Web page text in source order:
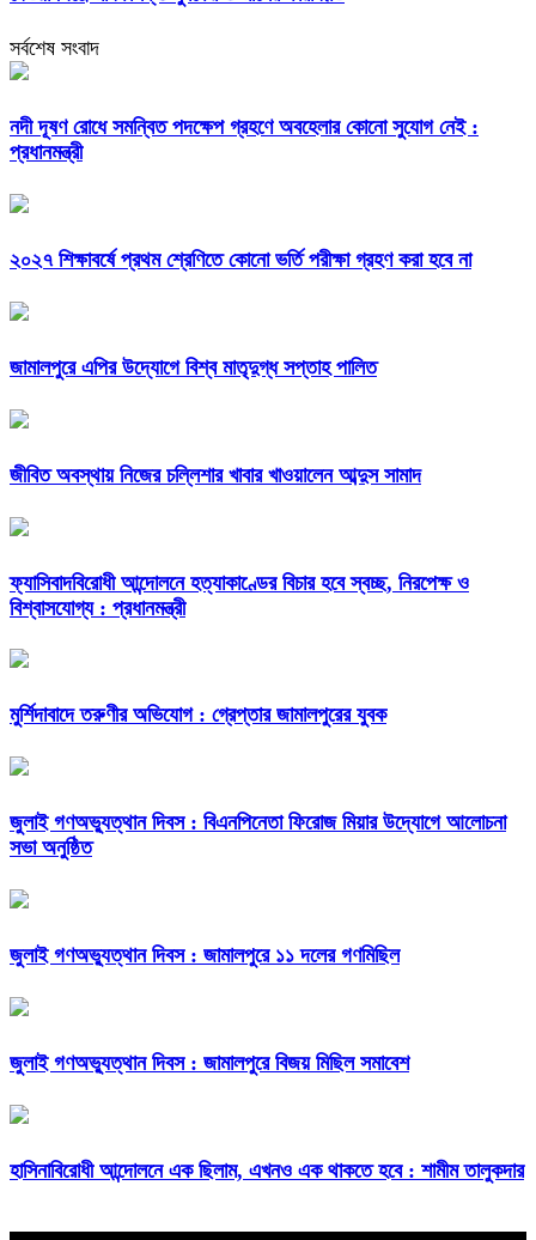
সর্বশেষ সংবাদ
নদী দূষণ রোধে সমন্বিত পদক্ষেপ গ্রহণে অবহেলার কোনো সুযোগ নেই :
প্রধানমন্ত্রী
২০২৭ শিক্ষাবর্ষে প্রথম শ্রেণিতে কোনো ভর্তি পরীক্ষা গ্রহণ করা হবে না
জামালপুরে এপির উদ্যোগে বিশ্ব মাতৃদুগ্ধ সপ্তাহ পালিত
জীবিত অবস্থায় নিজের চল্লিশার খাবার খাওয়ালেন আব্দুস সামাদ
ফ্যাসিবাদবিরোধী আন্দোলনে হত্যাকাণ্ডের বিচার হবে স্বচ্ছ, নিরপেক্ষ ও
বিশ্বাসযোগ্য : প্রধানমন্ত্রী
মুর্শিদাবাদে তরুণীর অভিযোগ : গ্রেপ্তার জামালপুরের যুবক
জুলাই গণঅভ্যুত্থান দিবস : বিএনপিনেতা ফিরোজ মিয়ার উদ্যোগে আলোচনা
সভা অনুষ্ঠিত
জুলাই গণঅভ্যুত্থান দিবস : জামালপুরে ১১ দলের গণমিছিল
জুলাই গণঅভ্যুত্থান দিবস : জামালপুরে বিজয় মিছিল সমাবেশ
হাসিনাবিরোধী আন্দোলনে এক ছিলাম, এখনও এক থাকতে হবে : শামীম তালুকদার